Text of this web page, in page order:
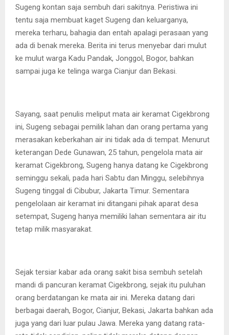
Sugeng kontan saja sembuh dari sakitnya. Peristiwa ini
tentu saja membuat kaget Sugeng dan keluarganya,
mereka terharu, bahagia dan entah apalagi perasaan yang
ada di benak mereka. Berita ini terus menyebar dari mulut
ke mulut warga Kadu Pandak, Jonggol, Bogor, bahkan
sampai juga ke telinga warga Cianjur dan Bekasi.
Sayang, saat penulis meliput mata air keramat Cigekbrong
ini, Sugeng sebagai pemilik lahan dan orang pertama yang
merasakan keberkahan air ini tidak ada di tempat. Menurut
keterangan Dede Gunawan, 25 tahun, pengelola mata air
keramat Cigekbrong, Sugeng hanya datang ke Cigekbrong
seminggu sekali, pada hari Sabtu dan Minggu, selebihnya
Sugeng tinggal di Cibubur, Jakarta Timur. Sementara
pengelolaan air keramat ini ditangani pihak aparat desa
setempat, Sugeng hanya memiliki lahan sementara air itu
tetap milik masyarakat.
Sejak tersiar kabar ada orang sakit bisa sembuh setelah
mandi di pancuran keramat Cigekbrong, sejak itu puluhan
orang berdatangan ke mata air ini. Mereka datang dari
berbagai daerah, Bogor, Cianjur, Bekasi, Jakarta bahkan ada
juga yang dari luar pulau Jawa. Mereka yang datang rata-